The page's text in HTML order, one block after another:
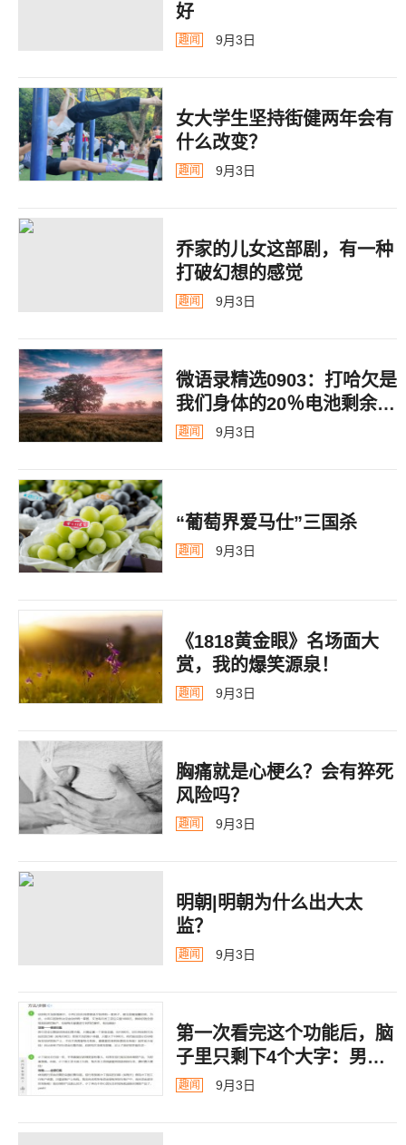
好
趣闻 9月3日
女大学生坚持街健两年会有
什么改变？
趣闻 9月3日
乔家的儿女这部剧，有一种
打破幻想的感觉
趣闻 9月3日
微语录精选0903：打哈欠是
我们身体的20％电池剩余警
告
趣闻 9月3日
“葡萄界爱马仕”三国杀
趣闻 9月3日
《1818黄金眼》名场面大
赏，我的爆笑源泉！
趣闻 9月3日
胸痛就是心梗么？会有猝死
风险吗？
趣闻 9月3日
明朝|明朝为什么出大太
监？ ​​​
趣闻 9月3日
第一次看完这个功能后，脑
子里只剩下4个大字：男德
银行
趣闻 9月3日